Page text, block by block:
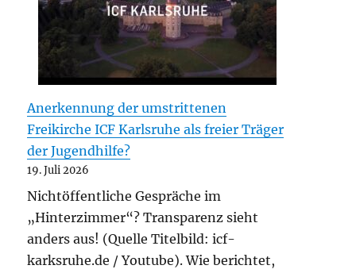
Anerkennung der umstrittenen
Freikirche ICF Karlsruhe als freier Träger
der Jugendhilfe?
19. Juli 2026
Nichtöffentliche Gespräche im
„Hinterzimmer“? Transparenz sieht
anders aus! (Quelle Titelbild: icf-
karksruhe.de / Youtube). Wie berichtet,